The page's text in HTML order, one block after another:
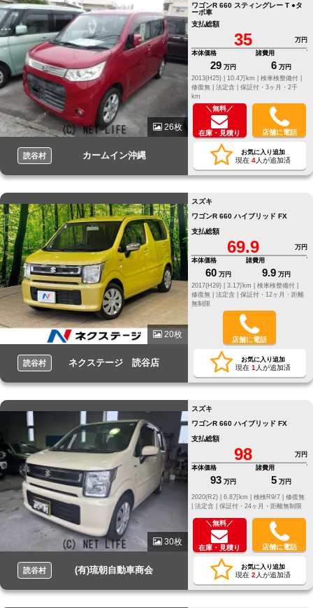
26枚
読谷村 カームイン沖縄
ワゴンR 660 スティングレー T ●タ
ーボ車
支払総額
35
万円
本体価格
29 万円
諸費用
6 万円
2013(H25) |
10.4万km |
検車検整備付 |
修復無 | 法定含 | 保証付・3ヶ月・2千
km
＼無料／
在庫・見積り 店舗に電話
お気に入り追加
現在 4人が追加済
20枚
読谷村 ネクステージ 読谷店
スズキ
ワゴンR 660 ハイブリッド FX
支払総額
69.9
万円
本体価格
60 万円
諸費用
9.9 万円
2017(H29) |
3.1万km |
検車検整備付 |
修復無 | 法定含 | 保証付・12ヶ月・距離
無制限
店舗に電話
お気に入り追加
現在 1 人が追加済
30枚
読谷村 (有)琉朝自動車商会
スズキ
ワゴンR 660 ハイブリッド FX
支払総額
98
万円
本体価格
93 万円
諸費用
5 万円
修復無
法定含 | 保証付・24ヶ月・距離無制限
＼無料／
在庫・見積り 店舗に電話
お気に入り追加
現在 2 人が追加済